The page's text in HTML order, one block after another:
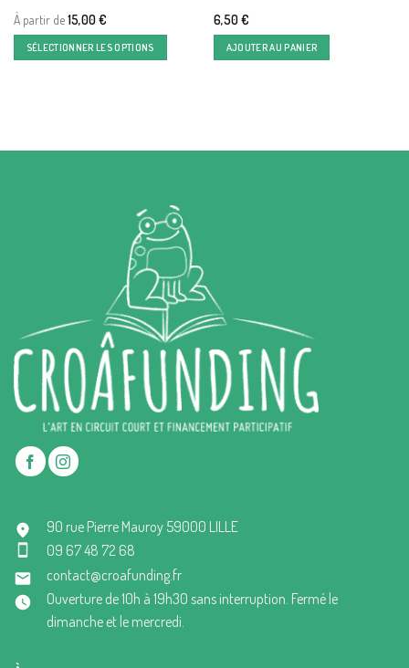
À partir de15,00€
SÉLECTIONNER LES OPTIONS
6,50€
AJOUTER AU PANIER
90 rue Pierre Mauroy 59000 LILLE
09 67 48 72 68
contact@croafunding.fr
Ouverture de 10h à 19h30 sans interruption. Fermé le
dimanche et le mercredi.